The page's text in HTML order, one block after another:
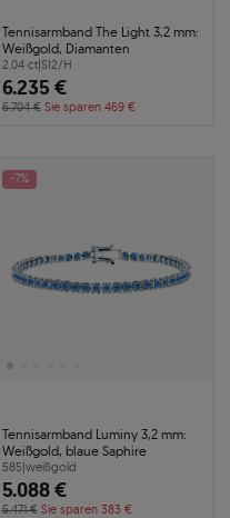
Tennisarmband The Light 3,2 mm:
Weißgold, Diamanten
2.04 ct|SI2/H
6.235 €
6.704 € Sie sparen 469 €
-7%
Tennisarmband Luminy 3,2 mm:
Weißgold, blaue Saphire
585|weißgold
5.088 €
5.471 € Sie sparen 383 €